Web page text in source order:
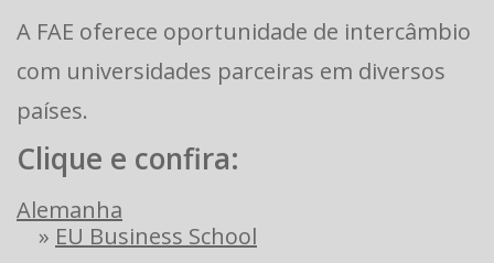
A FAE oferece oportunidade de intercâmbio
com universidades parceiras em diversos
países.
Clique e confira:
Alemanha
» EU Business School